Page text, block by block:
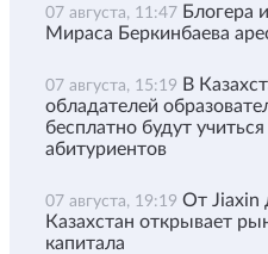
07 августа, 11:47
Мираса Беркинбаева
07 августа, 15:19 В
обладателей
бесплатно будут
абитуриентов
07 августа, 19:19 От Jiaxin
Казахстан открывает
капитала